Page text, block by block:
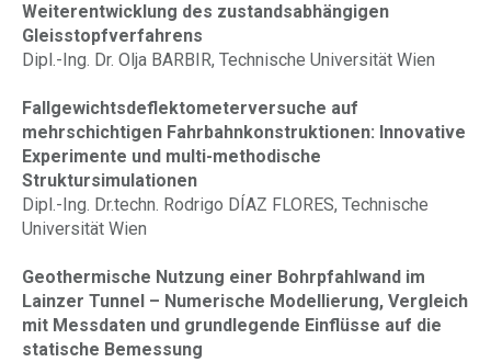
Weiterentwicklung des zustandsabhängigen
Gleisstopfverfahrens
Dipl.-Ing. Dr. Olja BARBIR, Technische Universität Wien
Fallgewichtsdeflektometerversuche auf
mehrschichtigen Fahrbahnkonstruktionen: Innovative
Experimente und multi-methodische
Struktursimulationen
Dipl.-Ing. Dr.techn. Rodrigo DÍAZ FLORES, Technische
Universität Wien
Geothermische Nutzung einer Bohrpfahlwand im
Lainzer Tunnel – Numerische Modellierung, Vergleich
mit Messdaten und grundlegende Einflüsse auf die
statische Bemessung